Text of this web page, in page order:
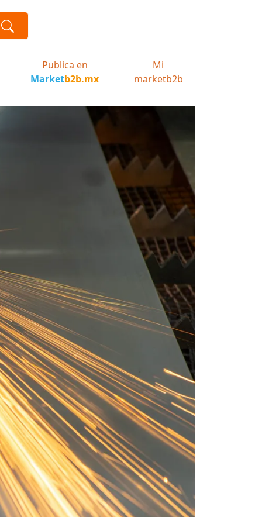
Publica en
Marketb2b.mx
Mi
marketb2b